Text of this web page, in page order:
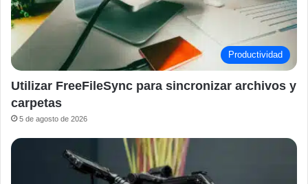
Productividad
Utilizar FreeFileSync para sincronizar archivos y
carpetas
5 de agosto de 2026